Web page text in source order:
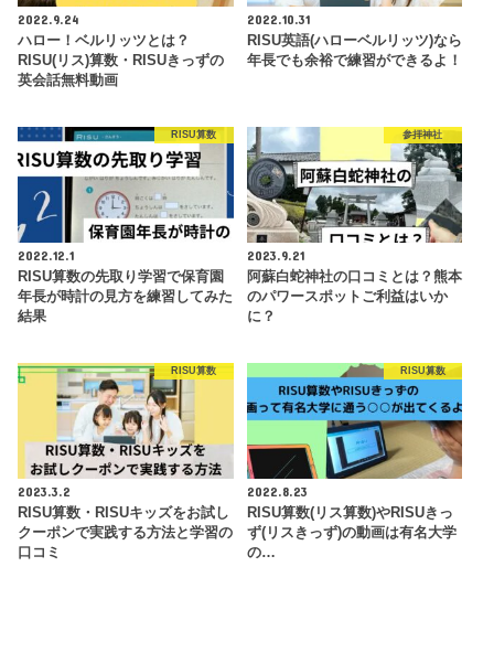
2022.9.24
ハロー！ベルリッツとは？
RISU(リス)算数・RISUきっずの
英会話無料動画
2022.10.31
RISU英語(ハローベルリッツ)なら
年長でも余裕で練習ができるよ！
RISU算数
2022.12.1
RISU算数の先取り学習で保育園
年長が時計の見方を練習してみた
結果
参拝神社
2023.9.21
阿蘇白蛇神社の口コミとは？熊本
のパワースポットご利益はいか
に？
RISU算数
2023.3.2
RISU算数・RISUキッズをお試し
クーポンで実践する方法と学習の
口コミ
RISU算数
2022.8.23
RISU算数(リス算数)やRISUきっ
ず(リスきっず)の動画は有名大学
の…